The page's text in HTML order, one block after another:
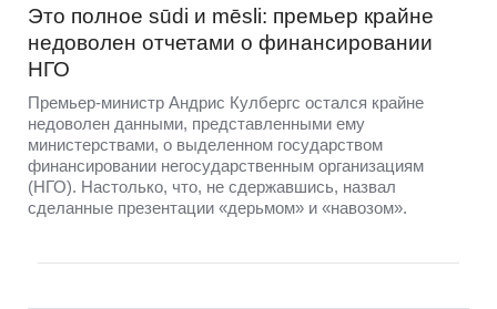
Это полное sūdi и mēsli: премьер крайне
недоволен отчетами о финансировании
НГО
Премьер-министр Андрис Кулбергс остался крайне
недоволен данными, представленными ему
министерствами, о выделенном государством
финансировании негосударственным организациям
(НГО). Настолько, что, не сдержавшись, назвал
сделанные презентации «дерьмом» и «навозом».